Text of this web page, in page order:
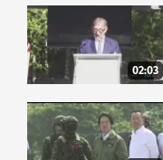
02:03